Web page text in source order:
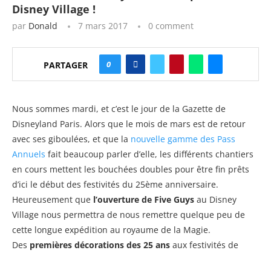
Disney Village !
par Donald 7 mars 2017 0 comment
PARTAGER 0
Nous sommes mardi, et c’est le jour de la Gazette de
Disneyland Paris. Alors que le mois de mars est de retour
avec ses giboulées, et que la nouvelle gamme des Pass
Annuels fait beaucoup parler d’elle, les différents chantiers
en cours mettent les bouchées doubles pour être fin prêts
d’ici le début des festivités du 25ème anniversaire.
Heureusement que l’ouverture de Five Guys au Disney
Village nous permettra de nous remettre quelque peu de
cette longue expédition au royaume de la Magie.
Des premières décorations des 25 ans aux festivités de